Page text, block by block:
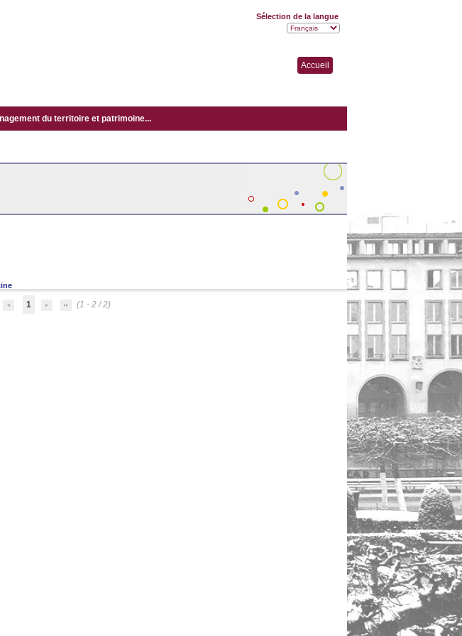
Accueil
du territoire et patrimoine...
1 (1 - 2 / 2)
Sélection de la langue